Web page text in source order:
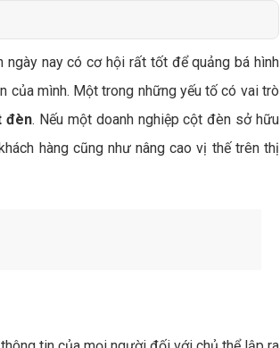
cáo Banner
trị Website
trị Fanpage Facebook
nay có cơ hội rất tốt để quảng bá hình
của mình. Một trong những yếu tố có vai trò
đèn. Nếu một doanh nghiệp cột đèn sở hữu
hàng cũng như nâng cao vị thế trên thị